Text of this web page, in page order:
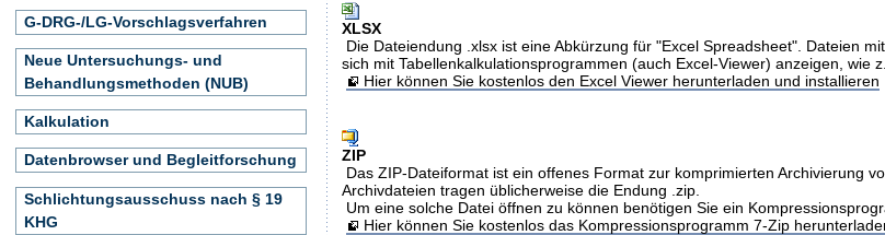
XLSX
Die Dateiendung .xlsx ist eine Abkürzung für "Excel Spreadsheet". Dateien
sich mit Tabellenkalkulationsprogrammen (auch Excel-Viewer) anzeigen, wie
Hier können Sie kostenlos den Excel Viewer herunterladen und installieren
ZIP
Das ZIP-Dateiformat ist ein offenes Format zur komprimierten Archivierung
Archivdateien tragen üblicherweise die Endung .zip.
Um eine solche Datei öffnen zu können benötigen Sie ein
Hier können Sie kostenlos das Kompressionsprogramm 7-Zip
G-DRG-/LG-Vorschlagsverfahren
Neue Untersuchungs- und
Behandlungsmethoden (NUB)
Kalkulation
Datenbrowser und Begleitforschung
Schlichtungsausschuss nach § 19
KHG